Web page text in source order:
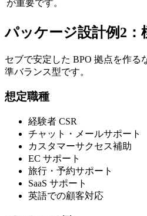
が重要です。
パッケージ設計例2：
セブで安定した BPO 拠点を作る
準バランス型です。
想定職種
経験者 CSR
チャット・メールサポート
カスタマーサクセス補助
EC サポート
旅行・予約サポート
SaaS サポート
英語での顧客対応